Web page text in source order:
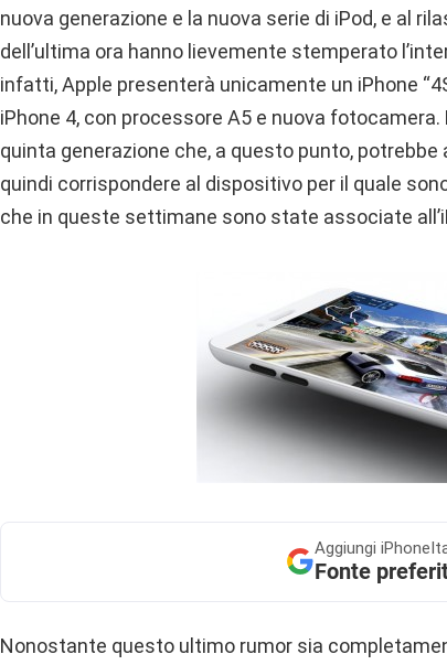
nuova generazione e la nuova serie di iPod, e al
dell’ultima ora hanno lievemente stemperato
infatti, Apple presenterà unicamente un iPhone
iPhone 4, con processore A5 e nuova
quinta generazione che, a questo punto,
quindi corrispondere al dispositivo per il quale
che in queste settimane sono state associate
Aggiungi
Fonte
Nonostante questo ultimo rumor sia